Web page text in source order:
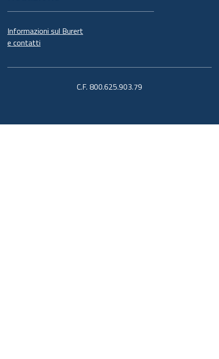
Informazioni sul Burert
e contatti
C.F. 800.625.903.79